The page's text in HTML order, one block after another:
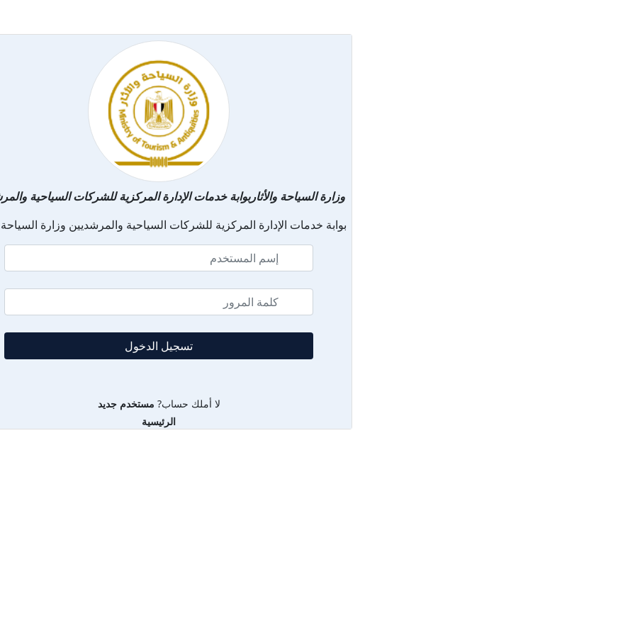
وزارة السياحة والأثاربوابة خدمات الإدارة المركزية للشركات السياحية
بوابة خدمات الإدارة المركزية للشركات السياحية والمرشديين وزارة السياحة
لا أملك حساب? مستخدم جديد
الرئيسية